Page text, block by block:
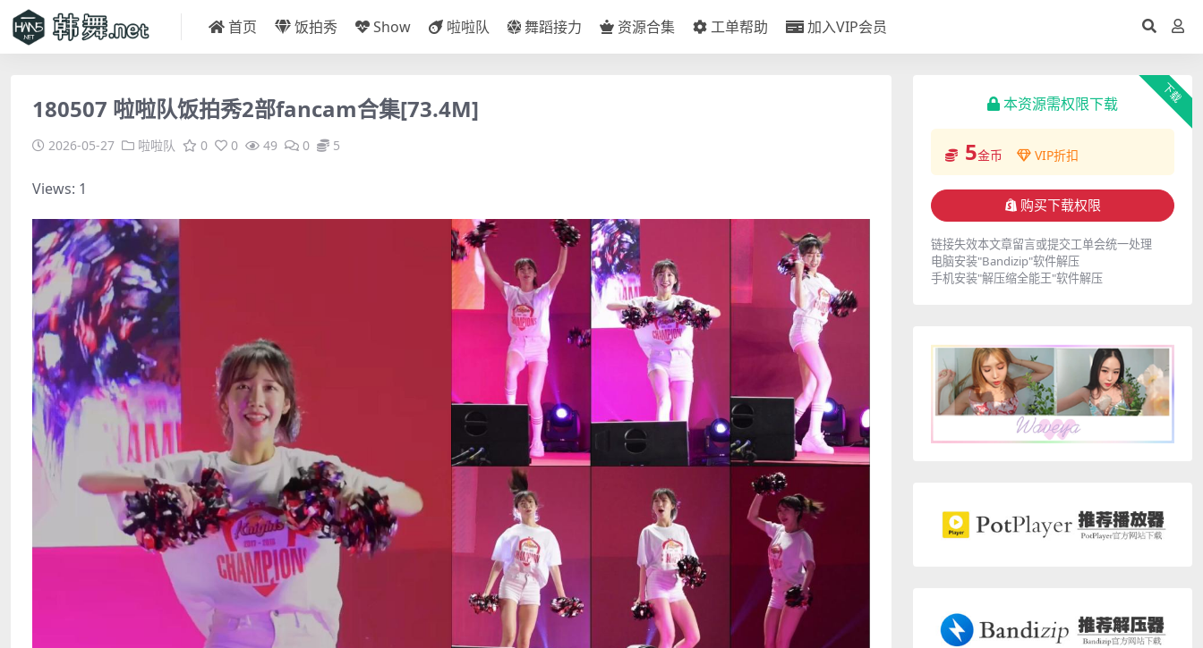
首页 饭拍秀 Show 啦啦队 舞蹈接力 资源合集 工单帮助 加入VIP会员
180507 啦啦队饭拍秀2部fancam合集[73.4M]
2026-05-27 啦啦队 0 0 49 0 5
Views: 1
下载
本资源需权限下载
5金币 VIP折扣
购买下载权限
链接失效本文章留言或提交工单会统一处理
电脑安装"Bandizip"软件解压
手机安装"解压缩全能王"软件解压